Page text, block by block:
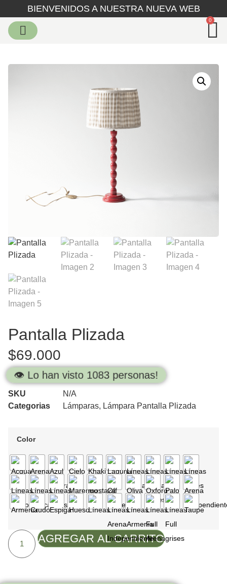
BIENVENIDOS A NUESTRA NUEVA WEB
0
Pantalla Plizada
$69.000
👁️ Lo han visto 1083 personas!
SKU
N/A
Categorias
Lámparas, Lámpara Pantalla Plizada
Color
AGREGAR AL CARRITO